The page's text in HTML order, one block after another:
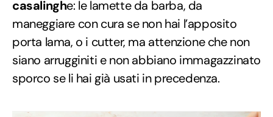
casalinghe: le lamette da barba, da
maneggiare con cura se non hai l’apposito
porta lama, o i cutter, ma attenzione che non
siano arrugginiti e non abbiano immagazzinato
sporco se li hai già usati in precedenza.